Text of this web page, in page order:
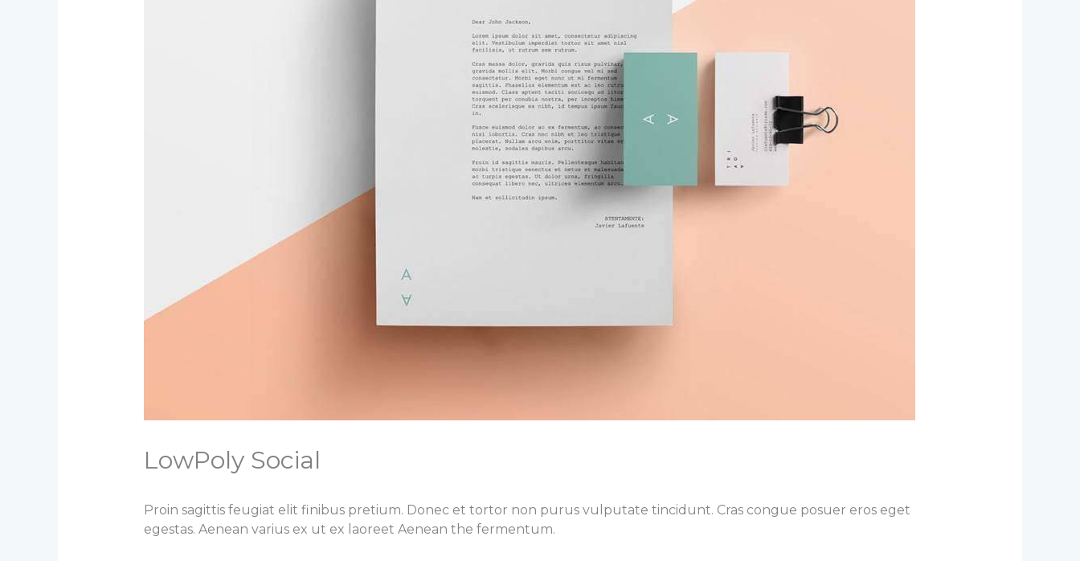
LowPoly Social
Proin sagittis feugiat elit finibus pretium. Donec et tortor non purus vulputate tincidunt. Cras congue posuer eros eget
egestas. Aenean varius ex ut ex laoreet Aenean the fermentum.